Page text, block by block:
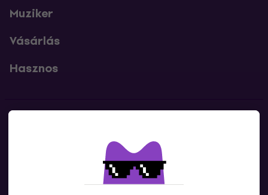
Muziker
Vásárlás
Hasznos
Lépj kapcsolatba velünk